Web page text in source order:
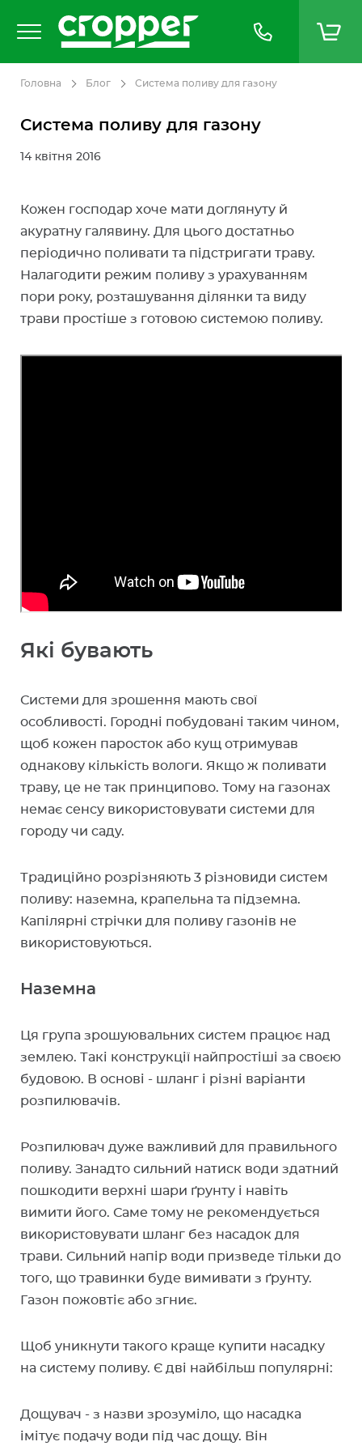
Головна Блог Система поливу для газону
Система поливу для газону
14 квітня 2016
Кожен господар хоче мати доглянуту й
акуратну галявину. Для цього достатньо
періодично поливати та підстригати траву.
Налагодити режим поливу з урахуванням
пори року, розташування ділянки та виду
трави простіше з готовою системою поливу.
Які бувають
Системи для зрошення мають свої
особливості. Городні побудовані таким чином,
щоб кожен паросток або кущ отримував
однакову кількість вологи. Якщо ж поливати
траву, це не так принципово. Тому на газонах
немає сенсу використовувати системи для
городу чи саду.
Традиційно розрізняють 3 різновиди систем
поливу: наземна, крапельна та підземна.
Капілярні стрічки для поливу газонів не
використовуються.
Наземна
Ця група зрошуювальних систем працює над
землею. Такі конструкції найпростіші за своєю
будовою. В основі - шланг і різні варіанти
розпилювачів.
Розпилювач дуже важливий для правильного
поливу. Занадто сильний натиск води здатний
пошкодити верхні шари ґрунту і навіть
вимити його. Саме тому не рекомендується
використовувати шланг без насадок для
трави. Сильний напір води призведе тільки до
того, що травинки буде вимивати з ґрунту.
Газон пожовтіє або згниє.
Щоб уникнути такого краще купити насадку
на систему поливу. Є дві найбільш популярні:
Дощувач - з назви зрозуміло, що насадка
імітує подачу води під час дощу. Він